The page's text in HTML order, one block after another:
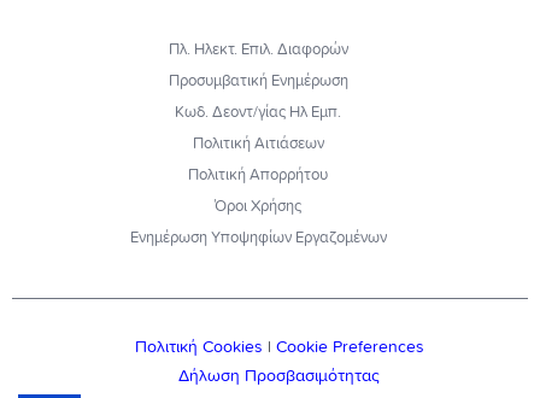
Πλ. Ηλεκτ. Επιλ. Διαφορών
Προσυμβατική Ενημέρωση
Κωδ. Δεοντ/γίας Ηλ Εμπ.
Πολιτική Αιτιάσεων
Πολιτική Απορρήτου
Όροι Χρήσης
Ενημέρωση Υποψηφίων Εργαζομένων
Πολιτική Cookies
Cookie Preferences
Δήλωση Προσβασιμότητας